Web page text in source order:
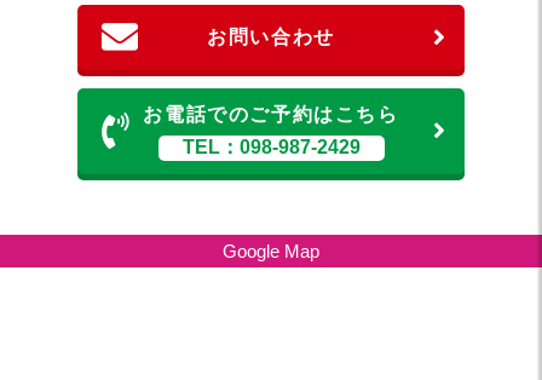
お問い合わせ
お電話でのご予約はこちら
TEL：098-987-2429
Google Map